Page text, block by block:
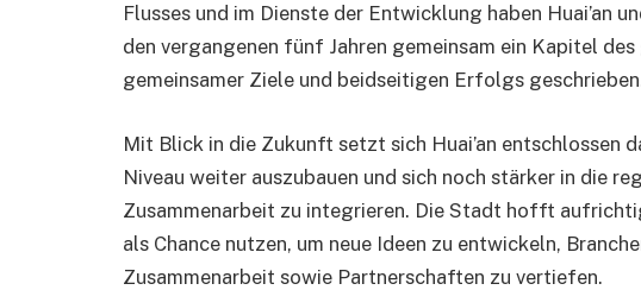
Flusses und im Dienste der Entwicklung haben Huai’an
den vergangenen fünf Jahren gemeinsam ein Kapitel
gemeinsamer Ziele und beidseitigen Erfolgs
Mit Blick in die Zukunft setzt sich Huai’an entschlossen
Niveau weiter auszubauen und sich noch stärker in die
Zusammenarbeit zu integrieren. Die Stadt hofft
als Chance nutzen, um neue Ideen zu entwickeln,
Zusammenarbeit sowie Partnerschaften zu vertiefen.